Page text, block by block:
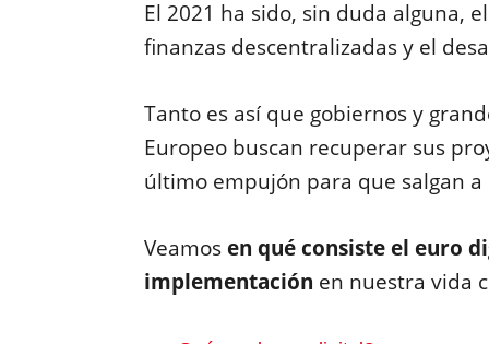
El 2021 ha sido, sin duda alguna,
finanzas descentralizadas y el
Tanto es así que gobiernos y
Europeo buscan recuperar sus
último empujón para que salgan a
Veamosen qué consiste el euro
implementación en nuestra vida